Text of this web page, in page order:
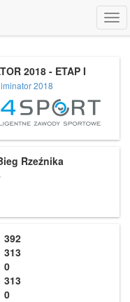
2018 - ETAP I
2018
Rzeźnika
392
313
0
313
0